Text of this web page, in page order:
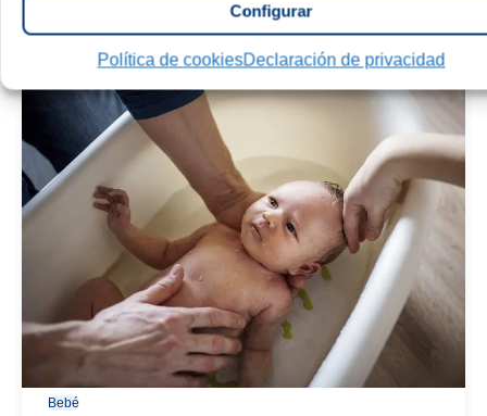
Configurar
Política de cookiesDeclaración de privacidad
Bebé